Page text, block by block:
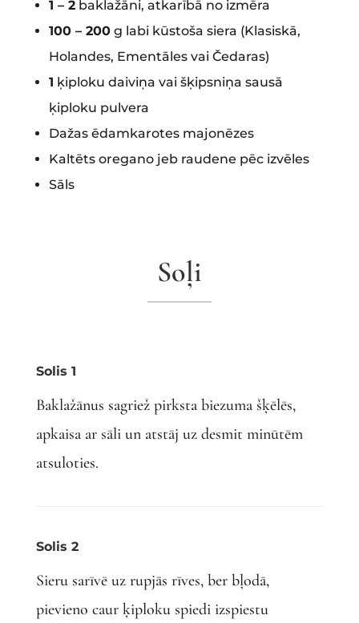
1 – 2baklažāni, atkarībā no izmēra
100 – 200g labi kūstoša siera (Klasiskā,
Holandes, Ementāles vai Čedaras)
1 ķiploku daiviņa vai šķipsniņa sausā
ķiploku pulvera
Dažas ēdamkarotes majonēzes
Kaltēts oregano jeb raudene pēc izvēles
Sāls
Soļi
Solis 1
Baklažānus sagriež pirksta biezuma šķēlēs,
apkaisa ar sāli un atstāj uz desmit minūtēm
atsuloties.
Solis 2
Sieru sarīvē uz rupjās rīves, ber bļodā,
pievieno caur ķiploku spiedi izspiestu